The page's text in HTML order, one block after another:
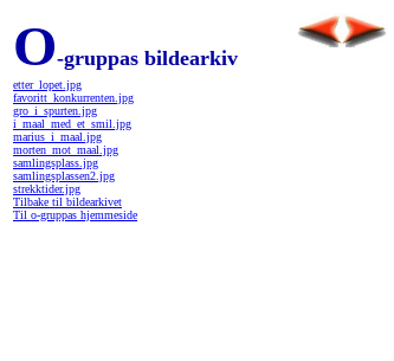
O-gruppas bildearkiv
etter_lopet.jpg
favoritt_konkurrenten.jpg
gro_i_spurten.jpg
i_maal_med_et_smil.jpg
marius_i_maal.jpg
morten_mot_maal.jpg
samlingsplass.jpg
samlingsplassen2.jpg
strekktider.jpg
Tilbake til bildearkivet
Til o-gruppas hjemmeside